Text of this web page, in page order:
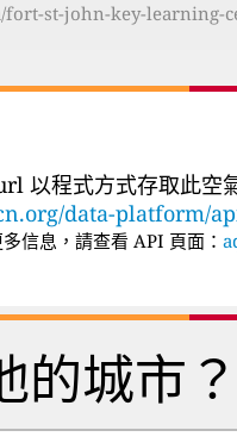
st-john-key-learning-
以程式方式存取此空
data-platform/
信息，請查看 API 頁面：
的城市？